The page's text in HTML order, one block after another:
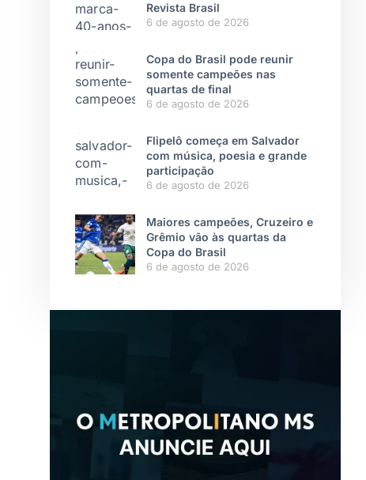
Revista Brasil
6 de agosto de 2026
Copa do Brasil pode reunir
somente campeões nas
quartas de final
6 de agosto de 2026
Flipelô começa em Salvador
com música, poesia e grande
participação
6 de agosto de 2026
Maiores campeões, Cruzeiro e
Grêmio vão às quartas da
Copa do Brasil
6 de agosto de 2026